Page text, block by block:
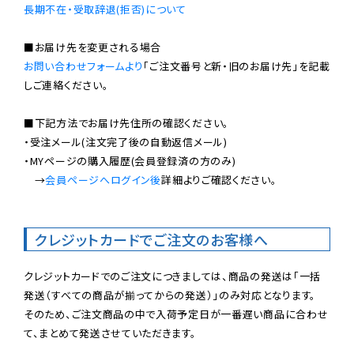
長期不在・受取辞退(拒否)について
お問い合わせフォームより 「ご注文番号と新・旧のお届け先」を記載
しご連絡ください。
■下記方法でお届け先住所の確認ください。
・受注メール(注文完了後の自動返信メール)
・MYページの購入履歴(会員登録済の方のみ)
→会員ページへログイン後詳細よりご確認ください。
クレジットカードでご注文のお客様へ
クレジットカードでのご注文につきましては、商品の発送は「一括
発送（すべての商品が揃ってからの発送）」のみ対応となります。
そのため、ご注文商品の中で入荷予定日が一番遅い商品に合わせ
て、まとめて発送させていただきます。